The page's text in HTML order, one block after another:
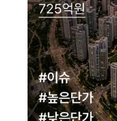
현재 네이버 지도 연결이
이용에